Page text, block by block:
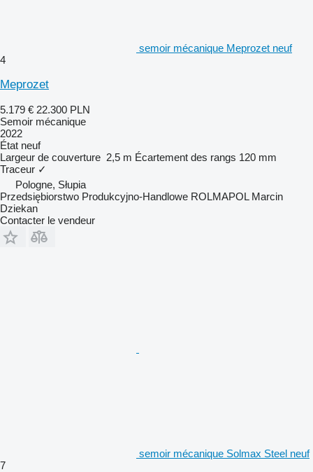
semoir mécanique Meprozet neuf
4
Meprozet
5.179 € 22.300 PLN
Semoir mécanique
2022
État neuf
Largeur de couverture 2,5 m Écartement des rangs 120 mm
Traceur ✓
Pologne, Słupia
Przedsiębiorstwo Produkcyjno-Handlowe ROLMAPOL Marcin
Dziekan
Contacter le vendeur
semoir mécanique Solmax Steel neuf
7